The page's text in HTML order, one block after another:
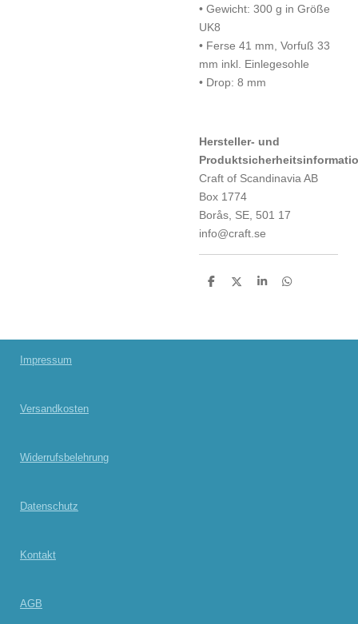
• Gewicht: 300 g in Größe
UK8
• Ferse 41 mm, Vorfuß 33
mm inkl. Einlegesohle
• Drop: 8 mm
Hersteller- und
Craft of Scandinavia AB
Box 1774
Borås, SE, 501 17
info@craft.se
T
n
T
n
T
n
T
n
Impressum
Versandkosten
Widerrufsbelehrung
Datenschutz
Kontakt
AGB